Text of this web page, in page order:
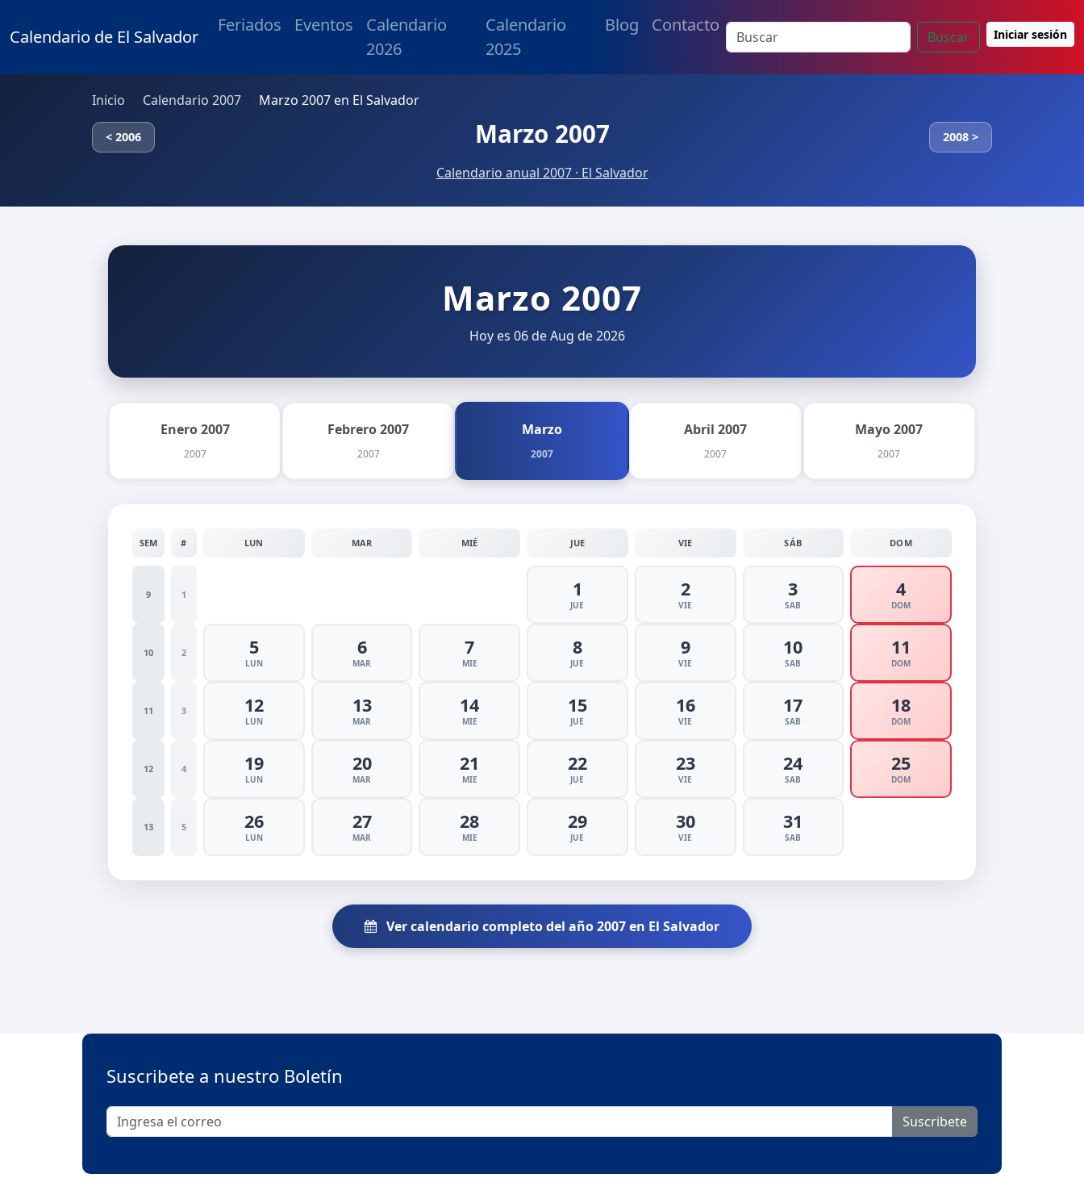
Calendario de El Salvador
Feriados Eventos
Calendario
2026
Calendario
2025
Blog Contacto
Buscar Iniciar sesión
Inicio Calendario 2007 Marzo 2007 en El Salvador
< 2006 Marzo 2007 2008 >
Calendario anual 2007 · El Salvador
Marzo 2007
Hoy es 06 de Aug de 2026
Enero 2007
2007
Febrero 2007
2007
Marzo
2007
Abril 2007
2007
Mayo 2007
2007
SEM # LUN MAR MIÉ JUE VIE SÁB DOM
9 1 1
JUE
2
VIE
3
SAB
4
DOM
10 2 5
LUN
6
MAR
7
MIE
8
JUE
9
VIE
10
SAB
11
DOM
11 3 12
LUN
13
MAR
14
MIE
15
JUE
16
VIE
17
SAB
18
DOM
12 4 19
LUN
20
MAR
21
MIE
22
JUE
23
VIE
24
SAB
25
DOM
13 5 26
LUN
27
MAR
28
MIE
29
JUE
30
VIE
31
SAB
Ver calendario completo del año 2007 en El Salvador
Suscribete a nuestro Boletín
Suscribete